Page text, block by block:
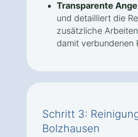
Transparente
und detailliert die
zusätzliche
damit verbundenen
Schritt 3:
Bolzhausen